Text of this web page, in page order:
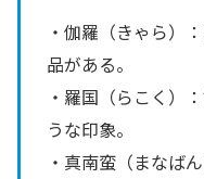
・伽羅（きゃら）
品がある。
・羅国（らこく）
うな印象。
・真南蛮（まなば